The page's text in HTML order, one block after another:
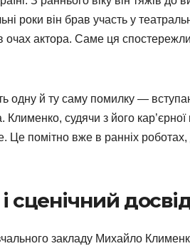
роки він брав участь у
очах актора. Саме ця
одну й ту саму помилку —
судячи з його
Це помітно вже в ранніх
сценічний
закладу Михайло